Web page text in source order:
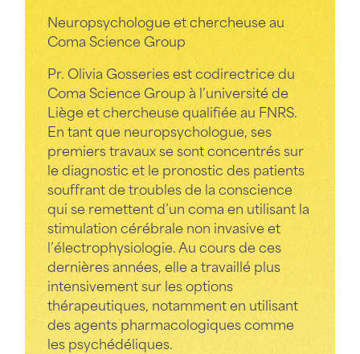
Neuropsychologue et chercheuse au
Coma Science Group
Pr. Olivia Gosseries est codirectrice du
Coma Science Group à l’université de
Liège et chercheuse qualifiée au FNRS.
En tant que neuropsychologue, ses
premiers travaux se sont concentrés sur
le diagnostic et le pronostic des patients
souffrant de troubles de la conscience
qui se remettent d’un coma en utilisant la
stimulation cérébrale non invasive et
l’électrophysiologie. Au cours de ces
dernières années, elle a travaillé plus
intensivement sur les options
thérapeutiques, notamment en utilisant
des agents pharmacologiques comme
les psychédéliques.